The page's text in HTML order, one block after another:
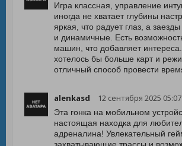
Игра классная, управление
иногда не хватает глубины
яркая, что радует глаз, а
и динамичные. Есть
машин, что добавляет
хотелось бы больше карт и
отличный способ провести
alenkasd 12 сентября 2025 05:07
Эта гонка на мобильном
настоящая находка для
адреналина! Увлекательный